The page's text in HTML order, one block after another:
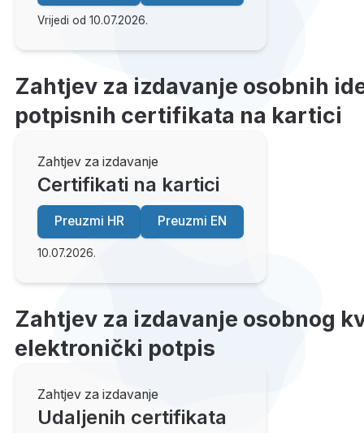
Vrijedi od 10.07.2026.
Zahtjev za izdavanje osobnih
potpisnih certifikata na kartici
Zahtjev za izdavanje
Certifikati na kartici
Preuzmi HR Preuzmi EN
10.07.2026.
Zahtjev za izdavanje osobnog
elektronički potpis
Zahtjev za izdavanje
Udaljenih certifikata